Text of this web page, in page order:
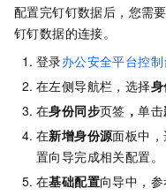
配置完钉钉数据后，您需
钉钉数据的连接。
登录办公安全平台控制
在左侧导航栏，选择
在身份同步页签 ，单击
在新增身份源面板中
置向导完成相关配置。
在基础配置向导中，参